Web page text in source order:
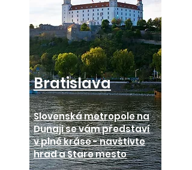
Bratislava
Slovenská metropole na
Dunaji se vám představí
v plné kráse - navštivte
hrad a Stare mesto